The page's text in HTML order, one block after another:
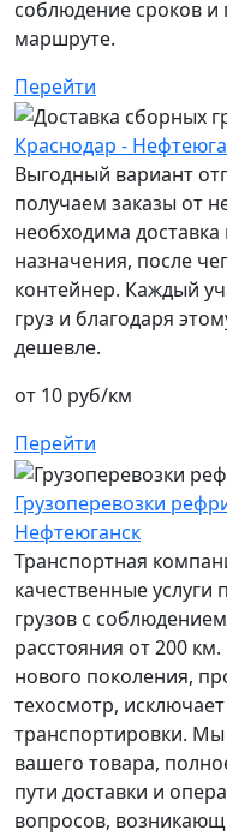
соблюдение сроков
маршруте.
Перейти
Краснодар -
Выгодный вариант
получаем заказы от
необходима
назначения, после
контейнер. Каждый
груз и благодаря
дешевле.
от 10 руб/км
Перейти
Грузоперевозки
Нефтеюганск
Транспортная
качественные
грузов с
расстояния от 200
нового поколения,
техосмотр,
транспортировки. Мы
вашего товара,
пути доставки и
вопросов,